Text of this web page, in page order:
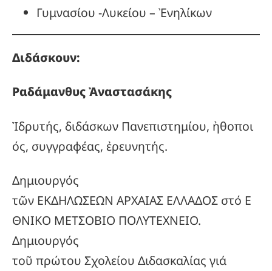
Γυμνασίου -Λυκείου – Ἐνηλίκων
Διδάσκουν:
ΡαδάμανθυςἈναστασάκης
Ἰδρυτής, διδάσκων Πανεπιστημίου, ἠθοποι
ός, συγγραφέας, ἐρευνητής.
Δημιουργός
τῶν ΕΚΔΗΛΩΣΕΩΝ ΑΡΧΑΙΑΣ ΕΛΛΑΔΟΣ στό Ε
ΘΝΙΚΟ ΜΕΤΣΟΒΙΟ ΠΟΛΥΤΕΧΝΕΙΟ.
Δημιουργός
τοῦ πρώτου Σχολείου Διδασκαλίας γιά